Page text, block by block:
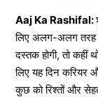
Aaj Ka Rashifal:
लिए अलग-अलग तरह
दस्तक होगी, तो कहीं
लिए यह दिन
कुछ को रिश्तों और